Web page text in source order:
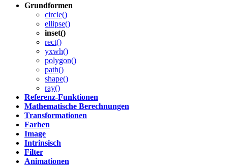
Grundformen
circle()
ellipse()
inset()
rect()
yxwh()
polygon()
path()
shape()
ray()
Referenz-Funktionen
Mathematische Berechnungen
Transformationen
Farben
Image
Intrinsisch
Filter
Animationen